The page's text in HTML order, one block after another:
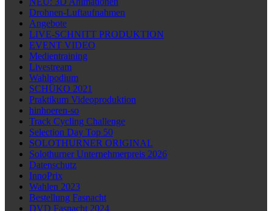
Drohnen-Luftaufnahmen
Angebote
LIVE-SCHNITT PRODUKTION
EVENT VIDEO
Medientraining
Livestream
Wahlpodium
SCHÜKO 2021
Praktikum Videoproduktion
hinhoeren-so
Track Cycling Challenge
Selection Day Top 50
SOLOTHURNER ORIGINAL
Solothurner Unternehmerpreis 2026
Datenschutz
InnoPrix
Wahlen 2023
Bestellung Fasnacht
DVD Fasnacht 2024